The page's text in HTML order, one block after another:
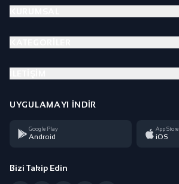
UYGULAMAYI İNDIR
Google Play
Android
App Store
iOS
Bizi Takip Edin